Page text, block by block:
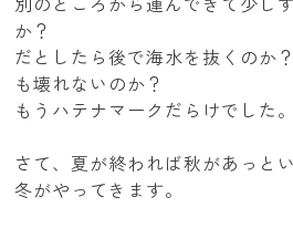
か？
だとしたら後で海水を抜くのか
も壊れないのか？
もうハテナマークだらけでした。
さて、夏が終われば秋があっと
冬がやってきます。